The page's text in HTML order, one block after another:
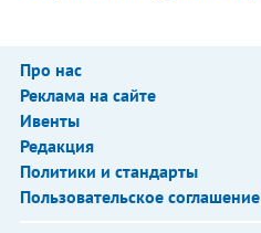
Про нас
Реклама на сайте
Ивенты
Редакция
Политики и стандарты
Пользовательское соглашение